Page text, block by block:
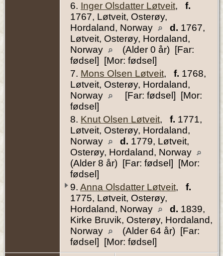
6. Inger Olsdatter Løtveit, f.
1767, Løtveit, Osterøy,
Hordaland, Norway
d. 1767,
Løtveit, Osterøy, Hordaland,
Norway
(Alder 0 år) [Far:
fødsel] [Mor: fødsel]
7. Mons Olsen Løtveit, f. 1768,
Løtveit, Osterøy, Hordaland,
Norway
[Far: fødsel] [Mor:
fødsel]
8. Knut Olsen Løtveit, f. 1771,
Løtveit, Osterøy, Hordaland,
Norway
d. 1779, Løtveit,
Osterøy, Hordaland, Norway
(Alder 8 år) [Far: fødsel] [Mor:
fødsel]
9. Anna Olsdatter Løtveit, f.
1775, Løtveit, Osterøy,
Hordaland, Norway
d. 1839,
Kirke Bruvik, Osterøy, Hordaland,
Norway
(Alder 64 år) [Far:
fødsel] [Mor: fødsel]